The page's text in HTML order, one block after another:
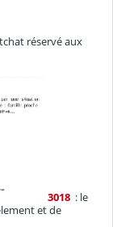
réservé aux
3018 : le
et de